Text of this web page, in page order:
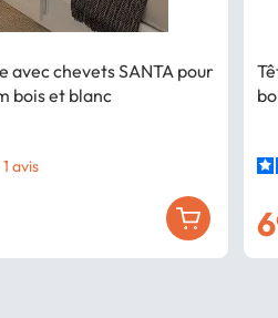
avec chevets SANTA pour
bois et blanc
1 avis